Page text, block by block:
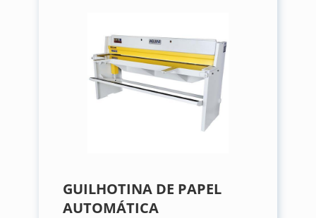
GUILHOTINA DE PAPEL
AUTOMÁTICA